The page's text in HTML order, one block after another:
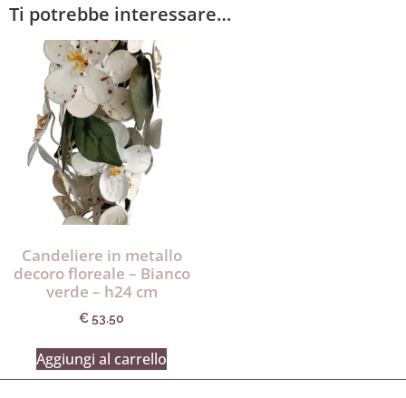
Ti potrebbe interessare…
Candeliere in metallo
decoro floreale – Bianco
verde – h24 cm
€53.50
Aggiungi al carrello